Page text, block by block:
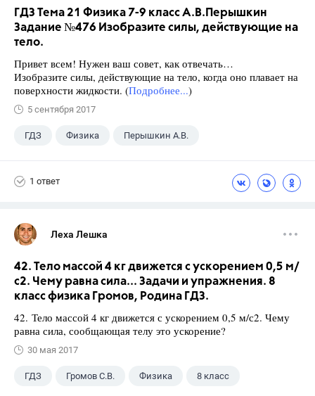
ГДЗ Тема 21 Физика 7-9 класс А.В.Перышкин
Задание №476 Изобразите силы, действующие на
тело.
Привет всем! Нужен ваш совет, как отвечать…
Изобразите силы, действующие на тело, когда оно плавает на
поверхности жидкости. (Подробнее...)
5 сентября 2017
ГДЗ Физика Перышкин А.В.
1 ответ
Леха Лешка
42. Тело массой 4 кг движется с ускорением 0,5 м/
с2. Чему равна сила... Задачи и упражнения. 8
класс физика Громов, Родина ГДЗ.
42. Тело массой 4 кг движется с ускорением 0,5 м/с2. Чему
равна сила, сообщающая телу это ускорение?
30 мая 2017
ГДЗ Громов С.В. Физика 8 класс